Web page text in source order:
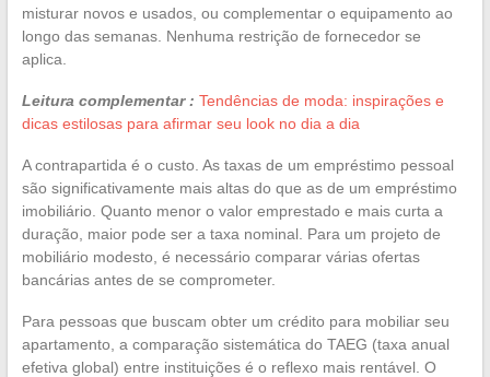
misturar novos e usados, ou complementar o equipamento ao
longo das semanas. Nenhuma restrição de fornecedor se
aplica.
Leitura complementar : Tendências de moda: inspirações e
dicas estilosas para afirmar seu look no dia a dia
A contrapartida é o custo. As taxas de um empréstimo pessoal
são significativamente mais altas do que as de um empréstimo
imobiliário. Quanto menor o valor emprestado e mais curta a
duração, maior pode ser a taxa nominal. Para um projeto de
mobiliário modesto, é necessário comparar várias ofertas
bancárias antes de se comprometer.
Para pessoas que buscam obter um crédito para mobiliar seu
apartamento, a comparação sistemática do TAEG (taxa anual
efetiva global) entre instituições é o reflexo mais rentável. O